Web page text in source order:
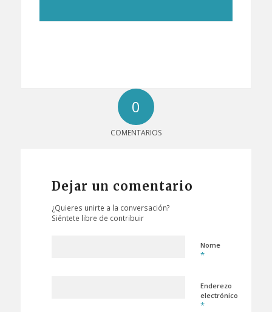
0
COMENTARIOS
Dejar un comentario
¿Quieres unirte a la conversación?
Siéntete libre de contribuir
Nome
*
Enderezo
electrónico
*